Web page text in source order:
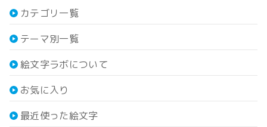
カテゴリ一覧
テーマ別一覧
絵文字ラボについて
お気に入り
最近使った絵文字